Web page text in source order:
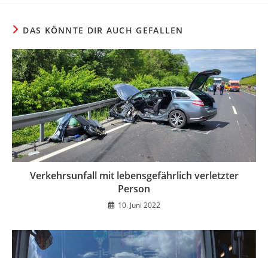
DAS KÖNNTE DIR AUCH GEFALLEN
Verkehrsunfall mit lebensgefährlich verletzter
Person
10. Juni 2022